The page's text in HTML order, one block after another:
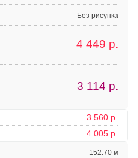
Без рисунка
4 449 р.
3 114 р.
3 560 р.
4 005 р.
152.70 м